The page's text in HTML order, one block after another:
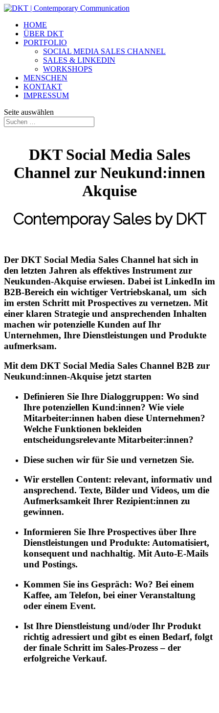
HOME
ÜBER DKT
PORTFOLIO
SOCIAL MEDIA SALES CHANNEL
SALES & LINKEDIN
WORKSHOPS
MENSCHEN
KONTAKT
IMPRESSUM
Seite auswählen
DKT Social Media Sales
Channel zur Neukund:innen
Akquise
Contemporay Sales by DKT
Der DKT Social Media Sales Channel hat sich in
den letzten Jahren als effektives Instrument zur
Neukunden-Akquise erwiesen. Dabei ist LinkedIn im
B2B-Bereich ein wichtiger Vertriebskanal, um sich
im ersten Schritt mit Prospectives zu vernetzen. Mit
einer klaren Strategie und ansprechenden Inhalten
machen wir potenzielle Kunden auf Ihr
Unternehmen, Ihre Dienstleistungen und Produkte
aufmerksam.
Mit dem DKT Social Media Sales Channel B2B zur
Neukund:innen-Akquise jetzt starten
Definieren Sie Ihre Dialoggruppen: Wo sind
Ihre potenziellen Kund:innen? Wie viele
Mitarbeiter:innen haben diese Unternehmen?
Welche Funktionen bekleiden
entscheidungsrelevante Mitarbeiter:innen?
Diese suchen wir für Sie und vernetzen Sie.
Wir erstellen Content: relevant, informativ und
ansprechend. Texte, Bilder und Videos, um die
Aufmerksamkeit Ihrer Rezipient:innen zu
gewinnen.
Informieren Sie Ihre Prospectives über Ihre
Dienstleistungen und Produkte: Automatisiert,
konsequent und nachhaltig. Mit Auto-E-Mails
und Postings.
Kommen Sie ins Gespräch: Wo? Bei einem
Kaffee, am Telefon, bei einer Veranstaltung
oder einem Event.
Ist Ihre Dienstleistung und/oder Ihr Produkt
richtig adressiert und gibt es einen Bedarf, folgt
der finale Schritt im Sales-Prozess – der
erfolgreiche Verkauf.